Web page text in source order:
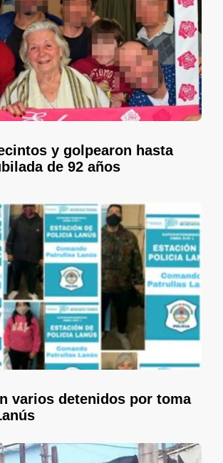
y golpearon hasta
de 92 años
varios detenidos por toma